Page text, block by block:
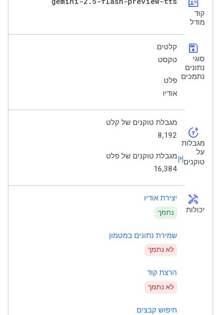
id_card
קוד
מודל
save
סוגי
נתונים
נתמכים
קלטים
טקסט
פלט
אודיו
token_auto
מגבלות
על
טוקנים [*]
מגבלת טוקנים של קלט
‫8,192
מגבלת טוקנים של פלט
16,384
handyman
יכולות
יצירת אודיו
נתמך
שמירת נתונים במטמון
לא נתמך
הרצת קוד
לא נתמך
חיפוש קבצים